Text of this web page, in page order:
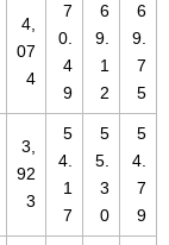
4,
07
4
7
0.
4
9
6
9.
1
2
6
9.
7
5
3,
92
3
5
4.
1
7
5
5.
3
0
5
4.
7
9